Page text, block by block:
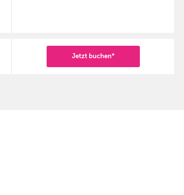
Jetzt buchen*